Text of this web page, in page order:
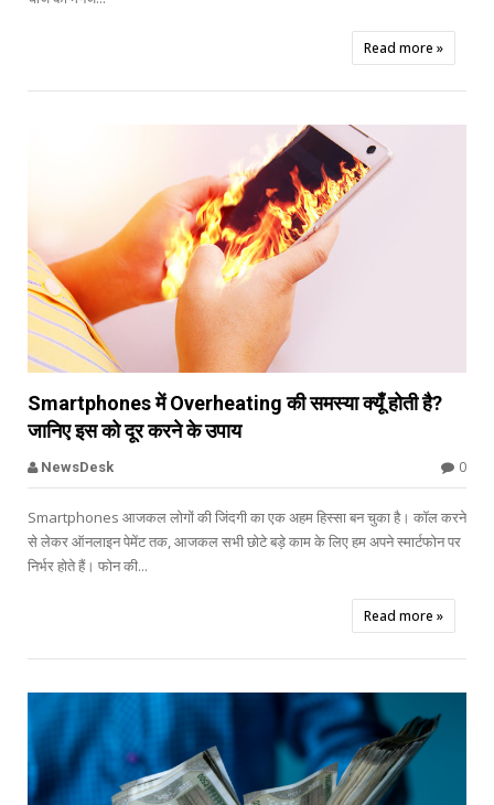
Read more »
Smartphones में Overheating की समस्या क्यूँ होती है?
जानिए इस को दूर करने के उपाय
NewsDesk 0
Smartphones आजकल लोगों की जिंदगी का एक अहम हिस्सा बन चुका है। कॉल करने
से लेकर ऑनलाइन पेमेंट तक, आजकल सभी छोटे बड़े काम के लिए हम अपने स्मार्टफोन पर
निर्भर होते हैं। फोन की...
Read more »
Offbeat